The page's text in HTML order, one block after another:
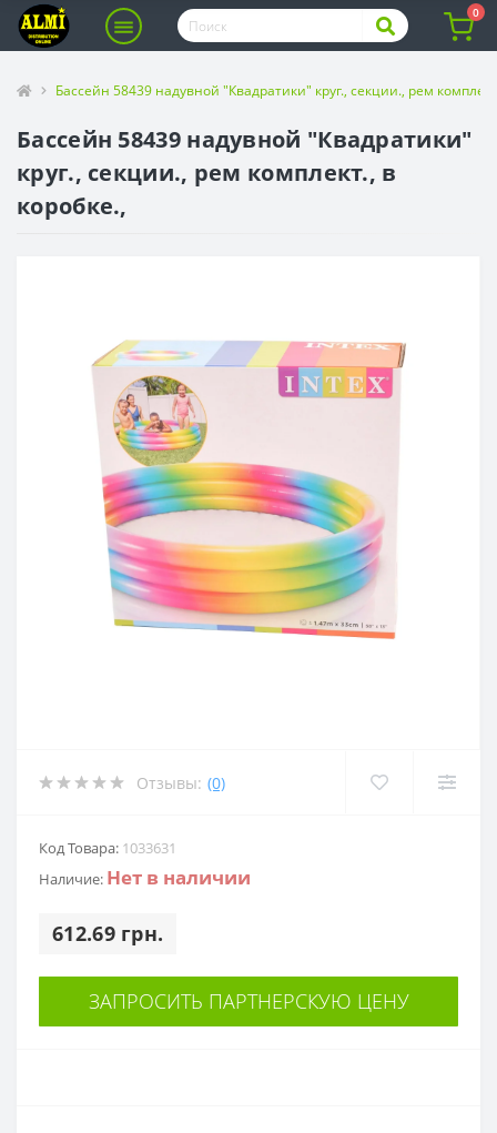
0
Бассейн 58439 надувной "Квадратики" круг., секции., рем
Бассейн 58439 надувной "Квадратики"
круг., секции., рем комплект., в
коробке.,
Отзывы: (0)
Код Товара: 1033631
Наличие: Нет в наличии
612.69 грн.
ЗАПРОСИТЬ ПАРТНЕРСКУЮ ЦЕНУ